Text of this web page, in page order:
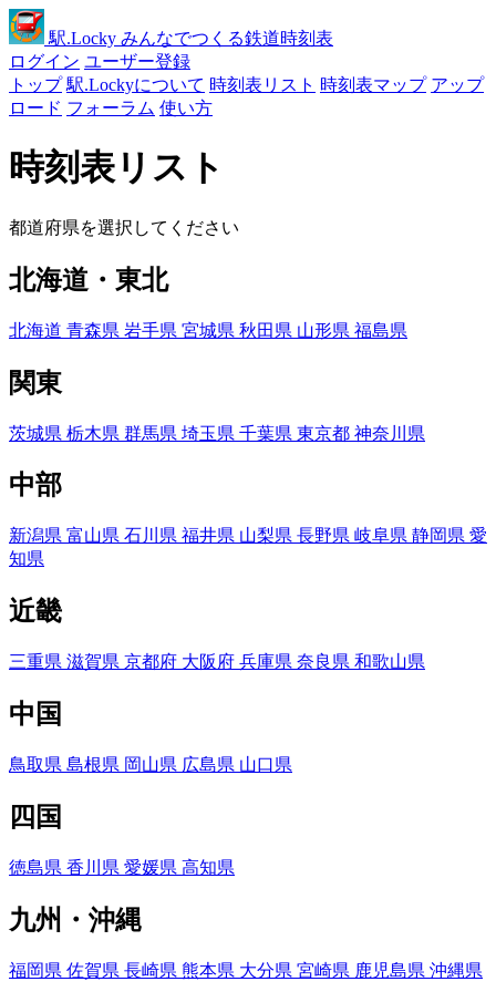
駅.Locky みんなでつくる鉄道時刻表
ログイン ユーザー登録
トップ 駅.Lockyについて 時刻表リスト 時刻表マップ アップ
ロード フォーラム 使い方
時刻表リスト
都道府県を選択してください
北海道・東北
北海道 青森県 岩手県 宮城県 秋田県 山形県 福島県
関東
茨城県 栃木県 群馬県 埼玉県 千葉県 東京都 神奈川県
中部
新潟県 富山県 石川県 福井県 山梨県 長野県 岐阜県 静岡県 愛
知県
近畿
三重県 滋賀県 京都府 大阪府 兵庫県 奈良県 和歌山県
中国
鳥取県 島根県 岡山県 広島県 山口県
四国
徳島県 香川県 愛媛県 高知県
九州・沖縄
福岡県 佐賀県 長崎県 熊本県 大分県 宮崎県 鹿児島県 沖縄県